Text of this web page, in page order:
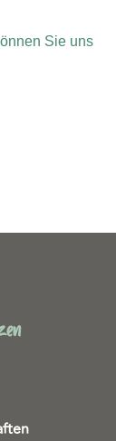
Sie uns